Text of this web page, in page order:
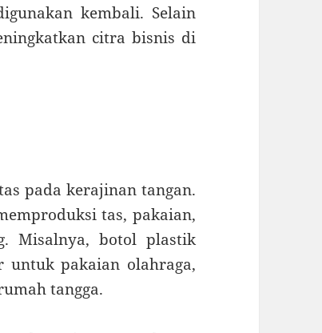
kembali. Selain
citra bisnis di
pada kerajinan tangan.
tas, pakaian,
Misalnya, botol plastik
untuk pakaian olahraga,
tangga.